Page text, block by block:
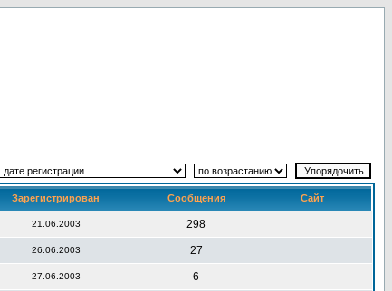
Зарегистрирован Сообщения Сайт
21.06.2003 298
26.06.2003 27
27.06.2003 6